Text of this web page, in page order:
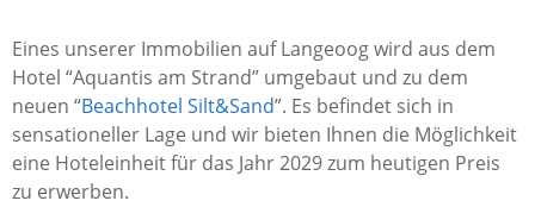
Eines unserer Immobilien auf Langeoog wird aus dem
Hotel “Aquantis am Strand” umgebaut und zu dem
neuen “Beachhotel Silt&Sand”. Es befindet sich in
sensationeller Lage und wir bieten Ihnen die Möglichkeit
eine Hoteleinheit für das Jahr 2029 zum heutigen Preis
zu erwerben.